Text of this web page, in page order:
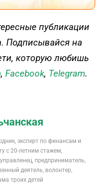
публикации
Подписывайся на
которую любишь
, Facebook, Telegram.
эксперт по финансам и
с 20-летним стажем,
предприниматель,
деятель, волонтер,
троих детей